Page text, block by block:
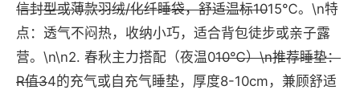
信封型或薄款羽绒/化纤睡袋，舒适温标1015℃。\n特
点：透气不闷热，收纳小巧，适合背包徒步或亲子露
营。\n\n2. 春秋主力搭配（夜温010℃）\n推荐睡垫：
R值34的充气或自充气睡垫，厚度8-10cm，兼顾舒适